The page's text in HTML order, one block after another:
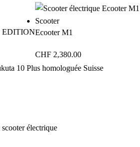
EDITION
Scooter
Ecooter M1
CHF 2,380.00